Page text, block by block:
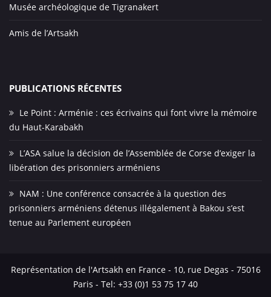
Musée archéologique de Tigranakert
Amis de l’Artsakh
PUBLICATIONS RÉCENTES
Le Point : Arménie : ces écrivains qui font vivre la mémoire
du Haut-Karabakh
L’ASA salue la décision de l’Assemblée de Corse d’exiger la
libération des prisonniers arméniens
NAM : Une conférence consacrée à la question des
prisonniers arméniens détenus illégalement à Bakou s’est
tenue au Parlement européen
Représentation de l'Artsakh en France - 10, rue Degas - 75016
Paris - Tel: +33 (0)1 53 75 17 40